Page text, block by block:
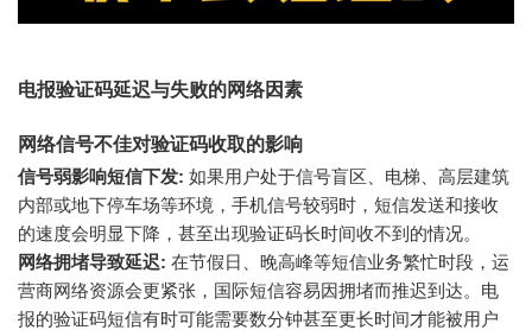
电报验证码延迟与失败的网络因素
网络信号不佳对验证码收取的影响
信号弱影响短信下发: 如果用户处于信号盲区、电梯、高层建筑
内部或地下停车场等环境，手机信号较弱时，短信发送和接收
的速度会明显下降，甚至出现验证码长时间收不到的情况。
网络拥堵导致延迟: 在节假日、晚高峰等短信业务繁忙时段，运
营商网络资源会更紧张，国际短信容易因拥堵而推迟到达。电
报的验证码短信有时可能需要数分钟甚至更长时间才能被用户